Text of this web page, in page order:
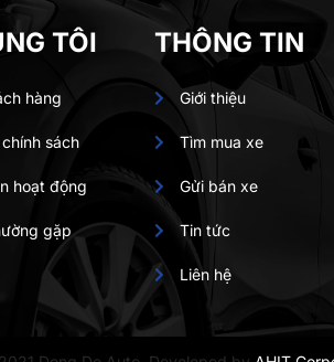
TÔI
hàng
sách
hoạt động
gặp
THÔNG TIN
Giới thiệu
Tìm mua xe
Gửi bán xe
Tin tức
Liên hệ